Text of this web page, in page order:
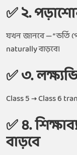
✅ ২.
যখন জানবে — “ভর্তি
naturally বাড়বে।
✅ ৩.
Class 5 → Class 6
✅ ৪.
বাড়বে